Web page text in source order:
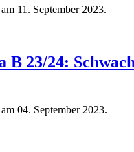
11. September 2023.
B 23/24:
04. September 2023.